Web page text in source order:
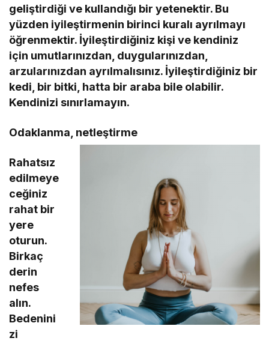
geliştirdiği ve kullandığı bir yetenektir. Bu
yüzden iyileştirmenin birinci kuralı ayrılmayı
öğrenmektir. İyileştirdiğiniz kişi ve kendiniz
için umutlarınızdan, duygularınızdan,
arzularınızdan ayrılmalısınız. İyileştirdiğiniz bir
kedi, bir bitki, hatta bir araba bile olabilir.
Kendinizi sınırlamayın.
Odaklanma, netleştirme
Rahatsız
edilmeye
ceğiniz
rahat bir
yere
oturun.
Birkaç
derin
nefes
alın.
Bedenini
zi